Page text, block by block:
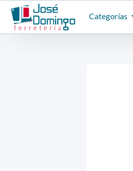
contenido
Categorías